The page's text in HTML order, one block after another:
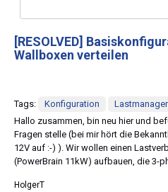
[RESOLVED]
Wallboxen verteilen
Tags: Konfiguration
Hallo zusammen, bin neu hier und
Fragen stelle (bei mir hört die
12V auf :-) ). Wir wollen einen
(PowerBrain 11kW) aufbauen, die 3-
HolgerT